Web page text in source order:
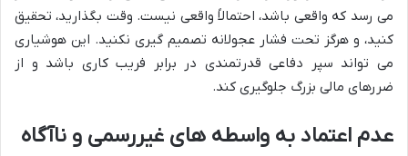
می رسد که واقعی باشد، احتمالاً واقعی نیست. وقت بگذارید، تحقیق
کنید، و هرگز تحت فشار عجولانه تصمیم گیری نکنید. این هوشیاری
می تواند سپر دفاعی قدرتمندی در برابر فریب کاری باشد و از
ضررهای مالی بزرگ جلوگیری کند.
عدم اعتماد به واسطه های غیررسمی و ناآگاه